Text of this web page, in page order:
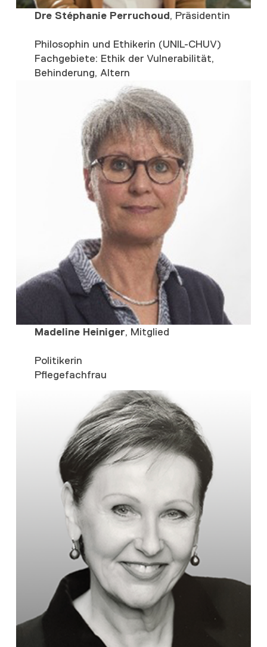
Dre Stéphanie Perruchoud, Präsidentin
Philosophin und Ethikerin (UNIL-CHUV)
Fachgebiete: Ethik der Vulnerabilität,
Behinderung, Altern
Madeline Heiniger, Mitglied
Politikerin
Pflegefachfrau